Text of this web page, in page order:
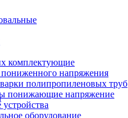
комплектующие
напряжения
полипропиленовых труб
понижающие напряжение
оборудование